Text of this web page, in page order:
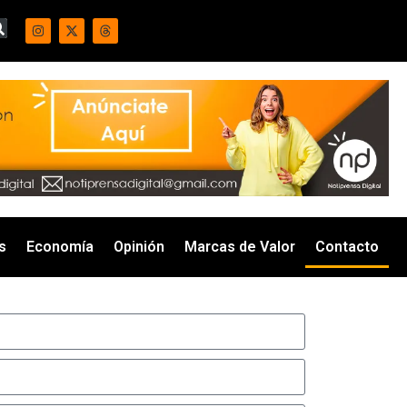
Economía Opinión Marcas de Valor Contacto